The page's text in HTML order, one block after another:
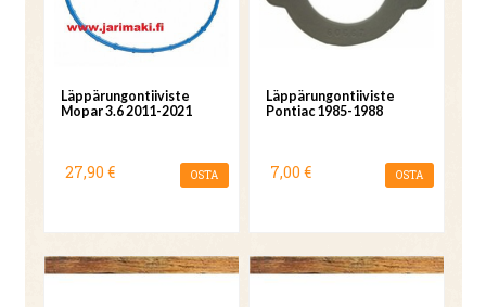
Läppärungontiiviste
Mopar 3.6 2011-2021
27,90 € OSTA
Läppärungontiiviste
Pontiac 1985-1988
7,00 € OSTA